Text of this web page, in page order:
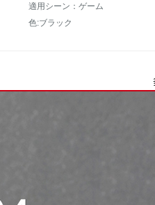
適用シーン：ゲーム
色:ブラック